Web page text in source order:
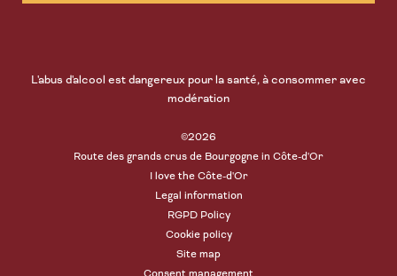
L'abus d'alcool est dangereux pour la santé, à consommer avec
modération
©2026
Route des grands crus de Bourgogne in Côte-d'Or
I love the Côte-d'Or
Legal information
RGPD Policy
Cookie policy
Site map